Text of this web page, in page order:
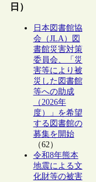
日）
日本図書館協
会（JLA）図
書館災害対策
委員会、「災
害等により被
災した図書館
等への助成
（2026年
度）」を希望
する図書館の
募集を開始
（62）
令和8年熊本
地震による文
化財等の被害